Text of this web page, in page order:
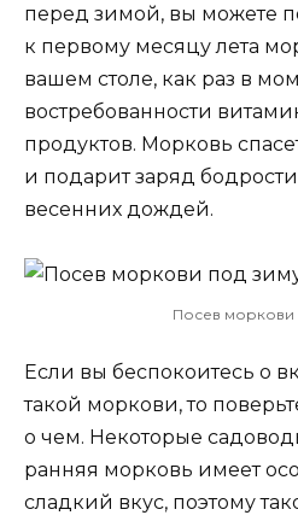
перед зимой, вы можете
к первому месяцу лета
вашем столе, как раз в
востребованности
продуктов. Морковь
и подарит заряд
весенних дождей.
Посев моркови
Если вы беспокоитесь о
такой моркови, то
о чем. Некоторые
ранняя морковь имеет
сладкий вкус, поэтому